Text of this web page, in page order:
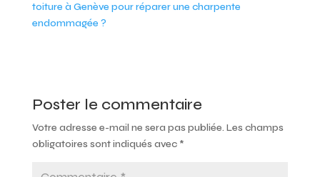
toiture à Genève pour réparer une charpente
endommagée ?
Poster le commentaire
Votre adresse e-mail ne sera pas publiée. Les champs
obligatoires sont indiqués avec *